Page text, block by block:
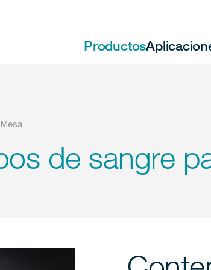
Productos
de sangre